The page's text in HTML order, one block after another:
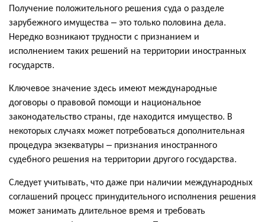
Получение положительного решения суда о разделе
зарубежного имущества – это только половина дела.
Нередко возникают трудности с признанием и
исполнением таких решений на территории иностранных
государств.
Ключевое значение здесь имеют международные
договоры о правовой помощи и национальное
законодательство страны, где находится имущество. В
некоторых случаях может потребоваться дополнительная
процедура экзекватуры – признания иностранного
судебного решения на территории другого государства.
Следует учитывать, что даже при наличии международных
соглашений процесс принудительного исполнения решения
может занимать длительное время и требовать